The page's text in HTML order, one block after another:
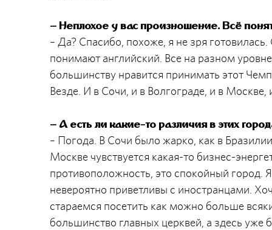
– Неплохое у вас произношение. Всё
– Да? Спасибо, похоже, я не зря
понимают английский. Все на разном
большинству нравится принимать этот
Везде. И в Сочи, и в Волгограде, и в Москве,
– А есть ли какие-то различия в этих
– Погода. В Сочи было жарко, как в
Москве чувствуется какая-то бизнес-
противоположность, это спокойный город.
невероятно приветливы с иностранцами.
стараемся посетить как можно больше
большинство главных церквей, а здесь